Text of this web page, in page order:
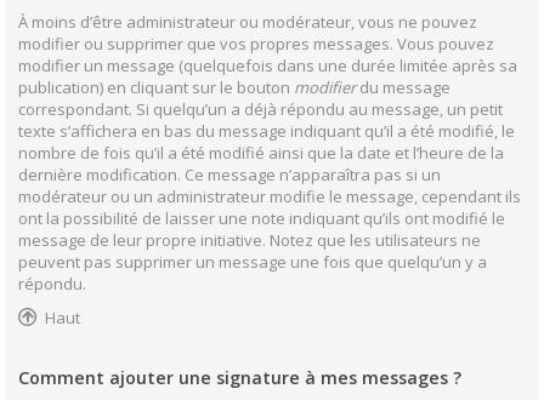
À moins d’être administrateur ou modérateur, vous ne pouvez
modifier ou supprimer que vos propres messages. Vous pouvez
modifier un message (quelquefois dans une durée limitée après sa
publication) en cliquant sur le bouton modifierdu message
correspondant. Si quelqu’un a déjà répondu au message, un petit
texte s’affichera en bas du message indiquant qu’il a été modifié, le
nombre de fois qu’il a été modifié ainsi que la date et l’heure de la
dernière modification. Ce message n’apparaîtra pas si un
modérateur ou un administrateur modifie le message, cependant ils
ont la possibilité de laisser une note indiquant qu’ils ont modifié le
message de leur propre initiative. Notez que les utilisateurs ne
peuvent pas supprimer un message une fois que quelqu’un y a
répondu.
Haut
Comment ajouter une signature à mes messages ?